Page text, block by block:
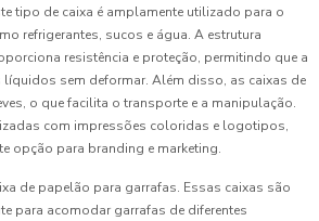
tipo de caixa é amplamente utilizado para o
refrigerantes, sucos e água. A estrutura
resistência e proteção, permitindo que a
sem deformar. Além disso, as caixas de
o que facilita o transporte e a manipulação.
com impressões coloridas e logotipos,
opção para branding e marketing.
de papelão para garrafas. Essas caixas são
para acomodar garrafas de diferentes